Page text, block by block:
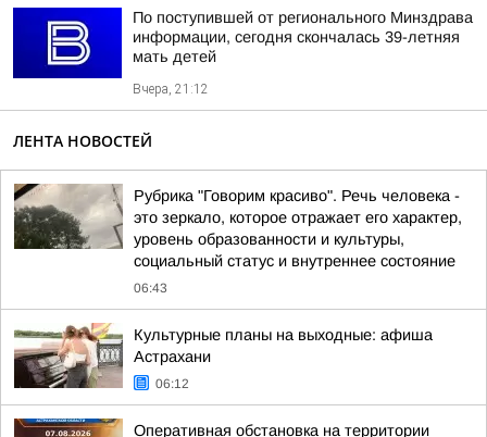
По поступившей от регионального Минздрава
информации, сегодня скончалась 39-летняя
мать детей
Вчера, 21:12
ЛЕНТА НОВОСТЕЙ
Рубрика "Говорим красиво". Речь человека -
это зеркало, которое отражает его характер,
уровень образованности и культуры,
социальный статус и внутреннее состояние
06:43
Культурные планы на выходные: афиша
Астрахани
06:12
Оперативная обстановка на территории